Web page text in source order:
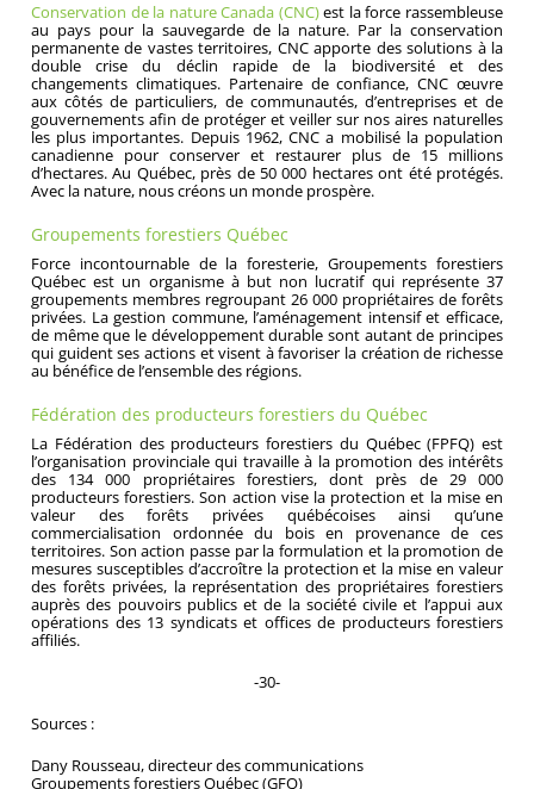
Conservation de la nature Canada (CNC)est la force rassembleuse
au pays pour la sauvegarde de la nature. Par la conservation
permanente de vastes territoires, CNC apporte des solutions à la
double crise du déclin rapide de la biodiversité et des
changements climatiques. Partenaire de confiance, CNC œuvre
aux côtés de particuliers, de communautés, d’entreprises et de
gouvernements afin de protéger et veiller sur nos aires naturelles
les plus importantes. Depuis 1962, CNC a mobilisé la population
canadienne pour conserver et restaurer plus de 15 millions
d’hectares. Au Québec, près de 50 000 hectares ont été protégés.
Avec la nature, nous créons un monde prospère.
Groupements forestiers Québec
Force incontournable de la foresterie, Groupements forestiers
Québec est un organisme à but non lucratif qui représente 37
groupements membres regroupant 26 000 propriétaires de forêts
privées. La gestion commune, l’aménagement intensif et efficace,
de même que le développement durable sont autant de principes
qui guident ses actions et visent à favoriser la création de richesse
au bénéfice de l’ensemble des régions.
Fédération des producteurs forestiers du Québec
La Fédération des producteurs forestiers du Québec (FPFQ) est
l’organisation provinciale qui travaille à la promotion des intérêts
des 134 000 propriétaires forestiers, dont près de 29 000
producteurs forestiers. Son action vise la protection et la mise en
valeur des forêts privées québécoises ainsi qu’une
commercialisation ordonnée du bois en provenance de ces
territoires. Son action passe par la formulation et la promotion de
mesures susceptibles d’accroître la protection et la mise en valeur
des forêts privées, la représentation des propriétaires forestiers
auprès des pouvoirs publics et de la société civile et l’appui aux
opérations des 13 syndicats et offices de producteurs forestiers
affiliés.
-30-
Sources :
Dany Rousseau, directeur des communications
Groupements forestiers Québec (GFQ)